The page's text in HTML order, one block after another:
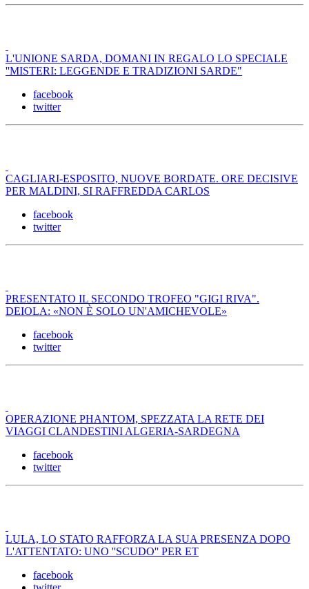
L'UNIONE SARDA, DOMANI IN REGALO LO SPECIALE
''MISTERI: LEGGENDE E TRADIZIONI SARDE"
facebook
twitter
CAGLIARI-ESPOSITO, NUOVE BORDATE. ORE DECISIVE
PER MALDINI, SI RAFFREDDA CARLOS
facebook
twitter
PRESENTATO IL SECONDO TROFEO "GIGI RIVA".
DEIOLA: «NON È SOLO UN'AMICHEVOLE»
facebook
twitter
OPERAZIONE PHANTOM, SPEZZATA LA RETE DEI
VIAGGI CLANDESTINI ALGERIA-SARDEGNA
facebook
twitter
LULA, LO STATO RAFFORZA LA SUA PRESENZA DOPO
L'ATTENTATO: UNO ''SCUDO'' PER ET
facebook